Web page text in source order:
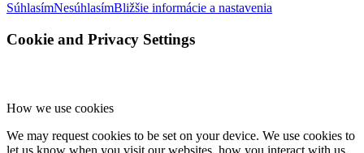
SúhlasímNesúhlasímBližšie informácie a nastavenia
Cookie and Privacy Settings
How we use cookies
We may request cookies to be set on your device. We use cookies to
let us know when you visit our websites, how you interact with us,